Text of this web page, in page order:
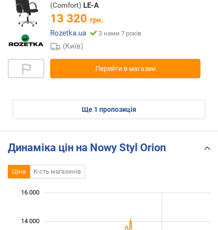
(Comfort) LE-A
13 320 грн.
Rozetka.ua
З нами 7 років
(Київ)
Перейти в магазин
ще 1 пропозиція
Динаміка цін на Nowy Styl Orion
Ціна К-сть магазинів
14 000
16 000